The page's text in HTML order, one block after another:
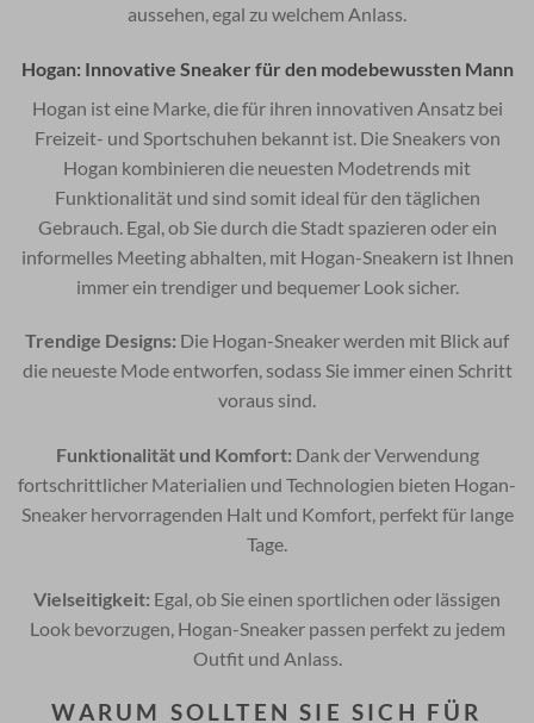
aussehen, egal zu welchem ​​Anlass.
Hogan: Innovative Sneaker für den modebewussten Mann
Hogan ist eine Marke, die für ihren innovativen Ansatz bei
Freizeit- und Sportschuhen bekannt ist. Die Sneakers von
Hogan kombinieren die neuesten Modetrends mit
Funktionalität und sind somit ideal für den täglichen
Gebrauch. Egal, ob Sie durch die Stadt spazieren oder ein
informelles Meeting abhalten, mit Hogan-Sneakern ist Ihnen
immer ein trendiger und bequemer Look sicher.
Trendige Designs: Die Hogan-Sneaker werden mit Blick auf
die neueste Mode entworfen, sodass Sie immer einen Schritt
voraus sind.
Funktionalität und Komfort: Dank der Verwendung
fortschrittlicher Materialien und Technologien bieten Hogan-
Sneaker hervorragenden Halt und Komfort, perfekt für lange
Tage.
Vielseitigkeit: Egal, ob Sie einen sportlichen oder lässigen
Look bevorzugen, Hogan-Sneaker passen perfekt zu jedem
Outfit und Anlass.
WARUM SOLLTEN SIE SICH FÜR